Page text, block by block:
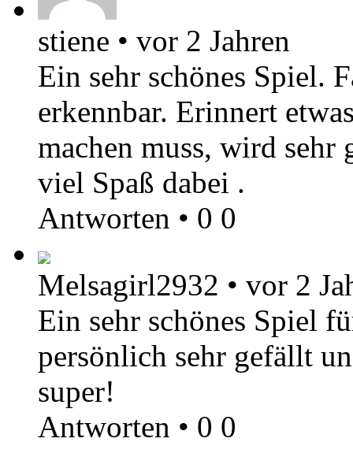
stiene • vor 2 Jahren
Ein sehr schönes Spiel.
erkennbar. Erinnert
machen muss, wird
viel Spaß dabei .
Antworten • 0 0
Melsagirl2932 • vor 2
Ein sehr schönes Spiel
persönlich sehr gefällt
super!
Antworten • 0 0